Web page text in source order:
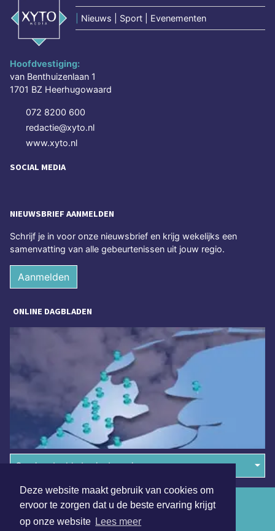
Deze website maakt gebruik van cookies om
ervoor te zorgen dat u de beste ervaring krijgt
op onze website Lees meer
Nieuws | Sport | Evenementen
Hoofdvestiging:
van Benthuizenlaan 1
1701 BZ Heerhugowaard
072 8200 600
redactie@xyto.nl
www.xyto.nl
SOCIAL MEDIA
NIEUWSBRIEF AANMELDEN
Schrijf je in voor onze nieuwsbrief en krijg wekelijks een
samenvatting van alle gebeurtenissen uit jouw regio.
Aanmelden
ONLINE DAGBLADEN
Overige dagbladen in de regio
Algemene voorwaarden
Disclaimer